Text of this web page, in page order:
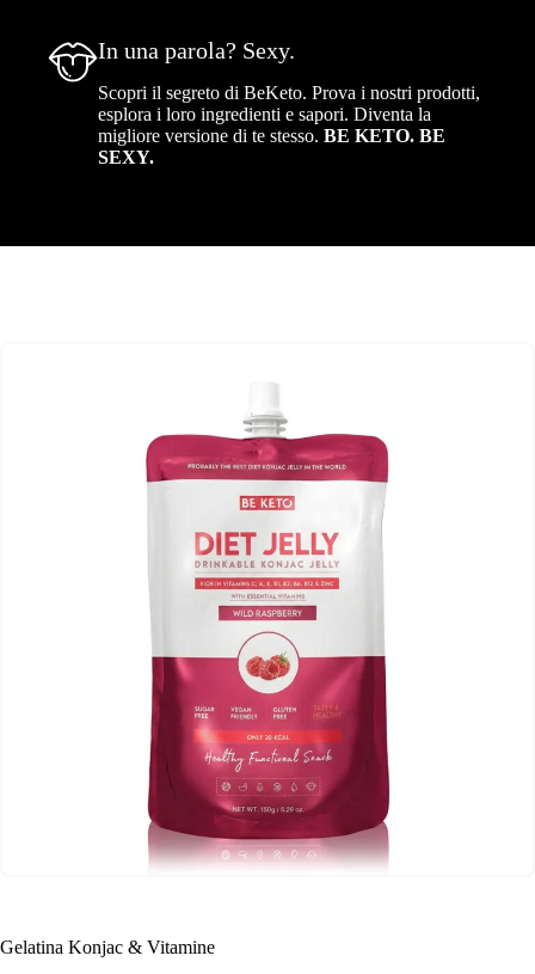
In una parola? Sexy.
Scopri il segreto di BeKeto. Prova i nostri prodotti,
esplora i loro ingredienti e sapori. Diventa la
migliore versione di te stesso.BE KETO. BE
SEXY.
Gelatina Konjac & Vitamine